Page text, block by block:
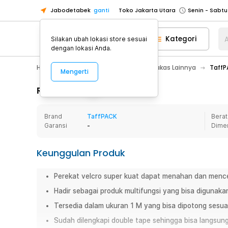
Jabodetabek ganti Toko Jakarta Utara
Toko Tangerang
Toko Cikupa
Pick n Go Jakarta Barat
Senin -
Pick n Go Bekasi
Senin - Jumat
Senin - Jumat
Senin -
Senin -
Toko Tangerang
Pick n Go Jakarta Barat
Senin -
Pick n Go Bekasi
Senin - Jumat
Pick n Go Depok
Senin - Jumat
Kategori
Home Appliance Perkakas Lainnya
Rincian Produk
Brand
TaffPACK
Garansi
-
Keunggulan Produk
Perekat velcro super kuat dapat menahan dan
Hadir sebagai produk multifungsi yang bisa
Tersedia dalam ukuran 1 M yang bisa dipotong
Sudah dilengkapi double tape sehingga bisa
Silakan ubah lokasi store sesuai
dengan lokasi Anda.
Mengerti